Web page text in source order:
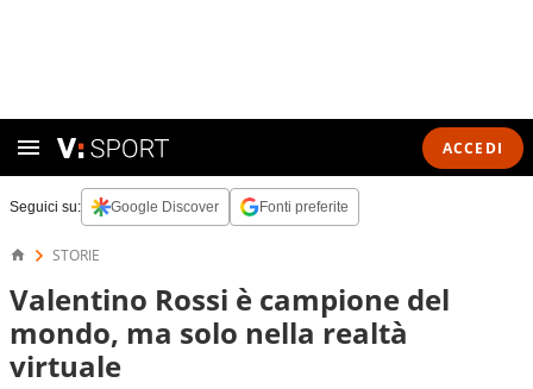
ACCEDI
Seguici su: Google Discover Fonti preferite
STORIE
Valentino Rossi è campione del
mondo, ma solo nella realtà
virtuale